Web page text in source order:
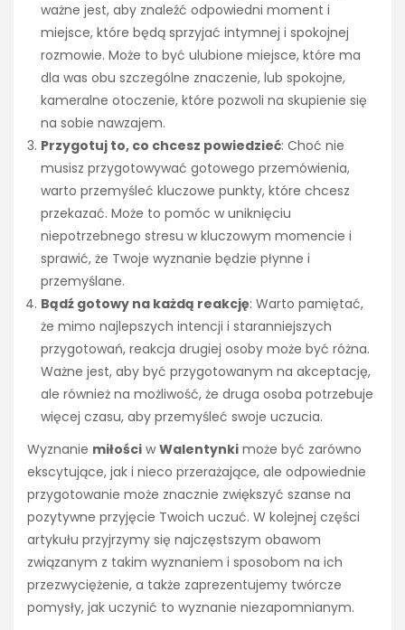
ważne jest, aby znaleźć odpowiedni moment i
miejsce, które będą sprzyjać intymnej i spokojnej
rozmowie. Może to być ulubione miejsce, które ma
dla was obu szczególne znaczenie, lub spokojne,
kameralne otoczenie, które pozwoli na skupienie się
na sobie nawzajem.
Przygotuj to, co chcesz powiedzieć: Choć nie
musisz przygotowywać gotowego przemówienia,
warto przemyśleć kluczowe punkty, które chcesz
przekazać. Może to pomóc w uniknięciu
niepotrzebnego stresu w kluczowym momencie i
sprawić, że Twoje wyznanie będzie płynne i
przemyślane.
Bądź gotowy na każdą reakcję: Warto pamiętać,
że mimo najlepszych intencji i staranniejszych
przygotowań, reakcja drugiej osoby może być różna.
Ważne jest, aby być przygotowanym na akceptację,
ale również na możliwość, że druga osoba potrzebuje
więcej czasu, aby przemyśleć swoje uczucia.
Wyznanie miłości w Walentynki może być zarówno
ekscytujące, jak i nieco przerażające, ale odpowiednie
przygotowanie może znacznie zwiększyć szanse na
pozytywne przyjęcie Twoich uczuć. W kolejnej części
artykułu przyjrzymy się najczęstszym obawom
związanym z takim wyznaniem i sposobom na ich
przezwyciężenie, a także zaprezentujemy twórcze
pomysły, jak uczynić to wyznanie niezapomnianym.